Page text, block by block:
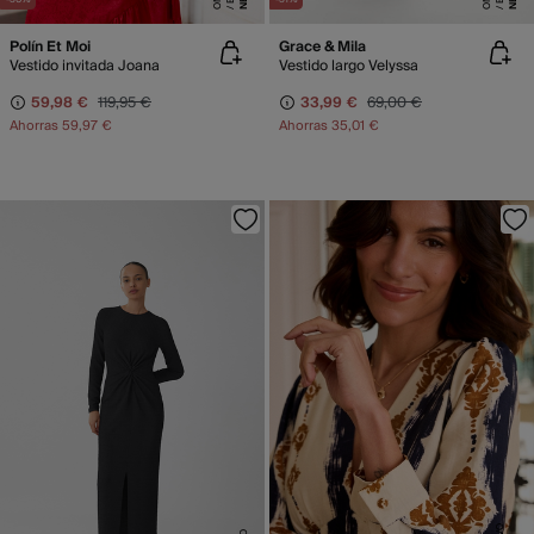
Polín Et Moi
Vestido invitada Joana
59,98 € 119,95 €
Ahorras59,97 €
Grace & Mila
Vestido largo Velyssa
33,99 € 69,00 €
Ahorras35,01 €